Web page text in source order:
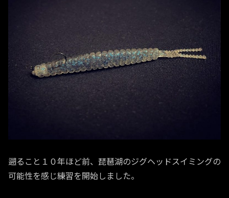
遡ること１０年ほど前、琵琶湖のジグヘッドスイミングの
可能性を感じ練習を開始しました。